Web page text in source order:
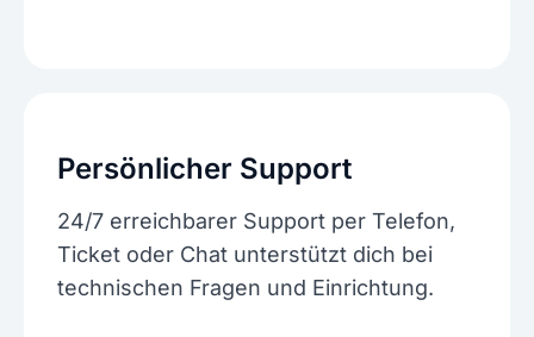
Persönlicher Support
24/7 erreichbarer Support per Telefon,
Ticket oder Chat unterstützt dich bei
technischen Fragen und Einrichtung.